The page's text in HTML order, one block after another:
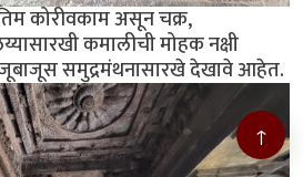
कोरीवकाम असून चक्र,
कमालीची मोहक नक्षी
समुद्रमंथनासारखे देखावे आहेत.
↑